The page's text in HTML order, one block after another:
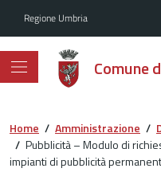
Regione Umbria
Comune
Home / Amministrazione /
/ Pubblicità – Modulo di
impianti di pubblicità